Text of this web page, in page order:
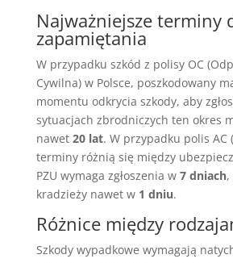
Najważniejsze terminy
zapamiętania
W przypadku szkód z polisy OC
Cywilna) w Polsce, poszkodowany
momentu odkrycia szkody, aby
sytuacjach zbrodniczych ten okres
nawet 20 lat. W przypadku polis AC
terminy różnią się między
PZU wymaga zgłoszenia w 7 dniach,
kradzieży nawet w 1 dniu.
Różnice między
Szkody wypadkowe wymagają